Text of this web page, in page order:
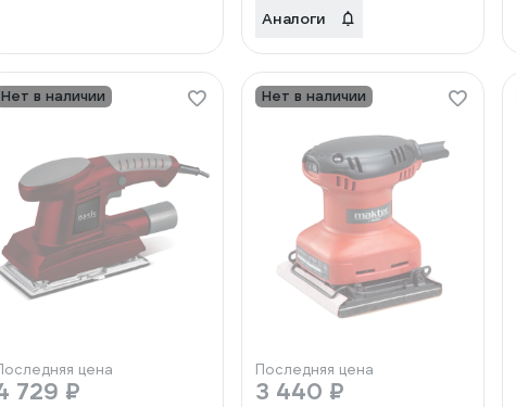
Аналоги
Нет в наличии
цена
729 ₽
Нет в наличии
Последняя цена
3 440 ₽